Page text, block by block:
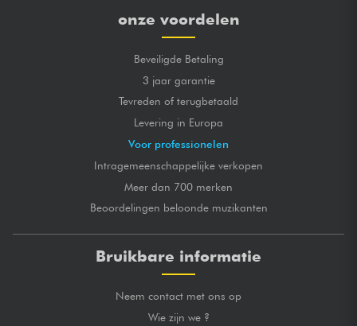
onze voordelen
Beveiligde Betaling
3 jaar garantie
Tevreden of terugbetaald
Levering in Europa
Voor professionelen
Intragemeenschappelijke verkopen
Meer dan 700 merken
Beoordelingen beloonde muzikanten
Bruikbare informatie
Neem contact met ons op
Wie zijn we ?